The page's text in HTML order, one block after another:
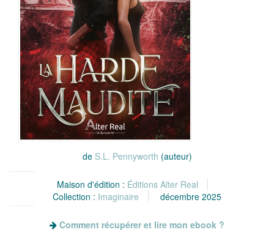
de S.L. Pennyworth (auteur)
Maison d'édition : Éditions Alter Real
Collection : Imaginaire décembre 2025
Comment récupérer et lire mon ebook ?